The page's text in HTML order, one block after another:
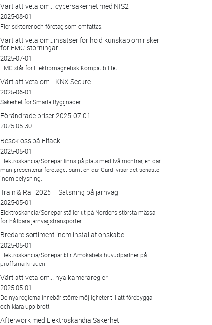
Värt att veta om... cybersäkerhet med NIS2
2025-08-01
Fler sektorer och företag som omfattas.
Värt att veta om…insatser för höjd kunskap om risker
för EMC-störningar
2025-07-01
EMC står för Elektromagnetisk Kompatibilitet.
Värt att veta om… KNX Secure
2025-06-01
Säkerhet för Smarta Byggnader
Förändrade priser 2025-07-01
2025-05-30
Besök oss på Elfack!
2025-05-01
Elektroskandia/Sonepar finns på plats med två montrar, en där
man presenterar företaget samt en där Cardi visar det senaste
inom belysning.
Train & Rail 2025 – Satsning på järnväg
2025-05-01
Elektroskandia/Sonepar ställer ut på Nordens största mässa
för hållbara järnvägstransporter.
Bredare sortiment inom installationskabel
2025-05-01
Elektroskandia/Sonepar blir Amokabels huvudpartner på
proffsmarknaden
Värt att veta om... nya kameraregler
2025-05-01
De nya reglerna innebär större möjligheter till att förebygga
och klara upp brott.
Afterwork med Elektroskandia Säkerhet